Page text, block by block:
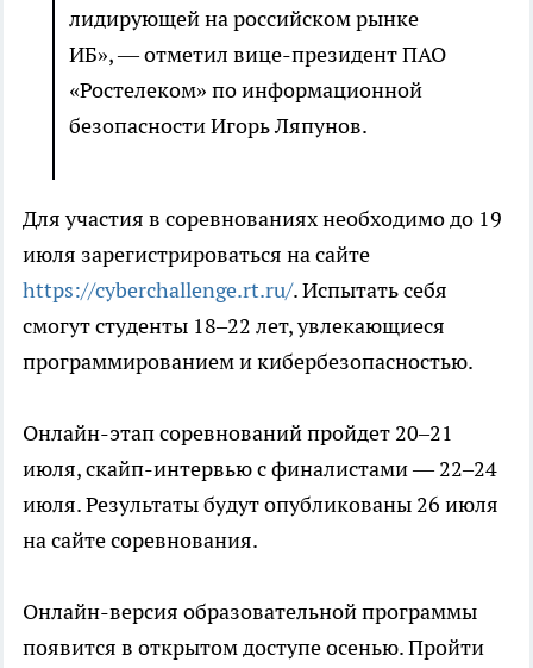
лидирующей на российском рынке
ИБ», — отметил вице-президент ПАО
«Ростелеком» по информационной
безопасности Игорь Ляпунов.
Для участия в соревнованиях необходимо до 19
июля зарегистрироваться на сайте
https://cyberchallenge.rt.ru/. Испытать себя
смогут студенты 18–22 лет, увлекающиеся
программированием и кибербезопасностью.
Онлайн-этап соревнований пройдет 20–21
июля, скайп-интервью с финалистами — 22–24
июля. Результаты будут опубликованы 26 июля
на сайте соревнования.
Онлайн-версия образовательной программы
появится в открытом доступе осенью. Пройти